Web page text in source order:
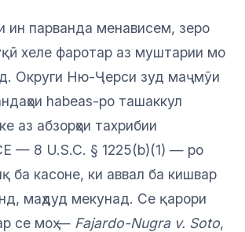
ин парванда менависем, зеро
хеле фаротар аз муштарии мо
Округи Ню-Ҷерси зуд маҷмӯи
habeas-ро ташаккул
аз абзорҳои тахрибии
— 8 U.S.C. § 1225(b)(1) — ро
ба касоне, ки аввал ба кишвар
маҳдуд мекунад. Се қарори
се моҳ — Fajardo-Nugra v. Soto,